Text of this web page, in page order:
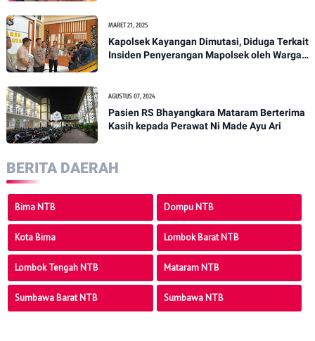
MARET 21, 2025
Kapolsek Kayangan Dimutasi, Diduga Terkait
Insiden Penyerangan Mapolsek oleh Warga -
AGUSTUS 07, 2024
Pasien RS Bhayangkara Mataram Berterima
Kasih kepada Perawat Ni Made Ayu Ari
BERITA DAERAH
Bima NTB Dompu NTB
Kota Bima Lombok Barat NTB
Lombok Tengah NTB Mataram NTB
Sumbawa Barat NTB Sumbawa NTB